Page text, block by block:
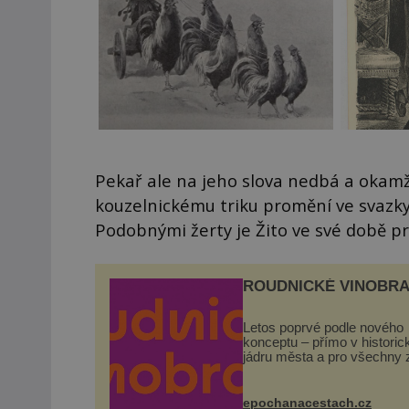
Pekař ale na jeho slova nedbá a
kouzelnickému triku promění ve
Podobnými žerty je Žito ve své době
ROUDNICKÉ
Letos poprvé podle nového
konceptu – přímo v
jádru města a pro všechny
náměstí. Návštěvníci se
epochanacestach.cz